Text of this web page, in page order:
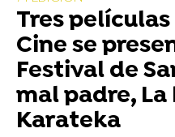
Tres
Cine se
Festival de
mal padre,
Karateka